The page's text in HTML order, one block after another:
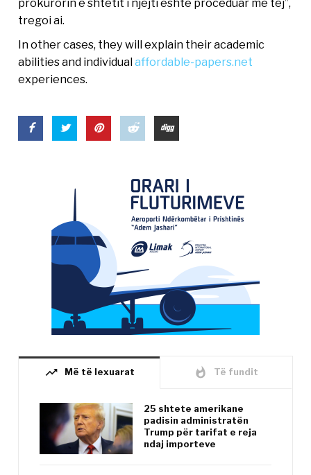
tregoi ai.
In other cases, they will explain their academic
abilities and individualaffordable-papers.net
experiences.
trending_up Më të lexuarat whatshot Të fundit
25 shtete amerikane
padisin administratën
Trump për tarifat e reja
ndaj importeve